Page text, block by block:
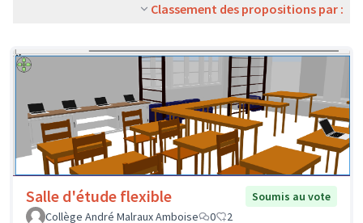
Classement des propositions par :
Salle d'étude flexible
Soumis au vote
Collège André Malraux Amboise
0 2